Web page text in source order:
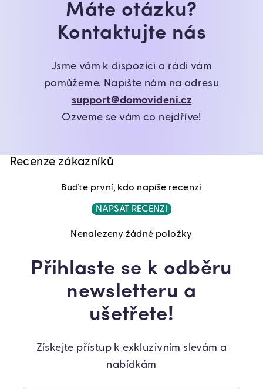
Máte otázku?
Kontaktujte nás
Jsme vám k dispozici a rádi vám
pomůžeme. Napište nám na adresu
support@domovideni.cz
Ozveme se vám co nejdříve!
Recenze zákazníků
Buďte první, kdo napíše recenzi
NAPSAT RECENZI
Nenalezeny žádné položky
Přihlaste se k odběru
newsletteru a
ušetřete!
Získejte přístup k exkluzivním slevám a
nabídkám